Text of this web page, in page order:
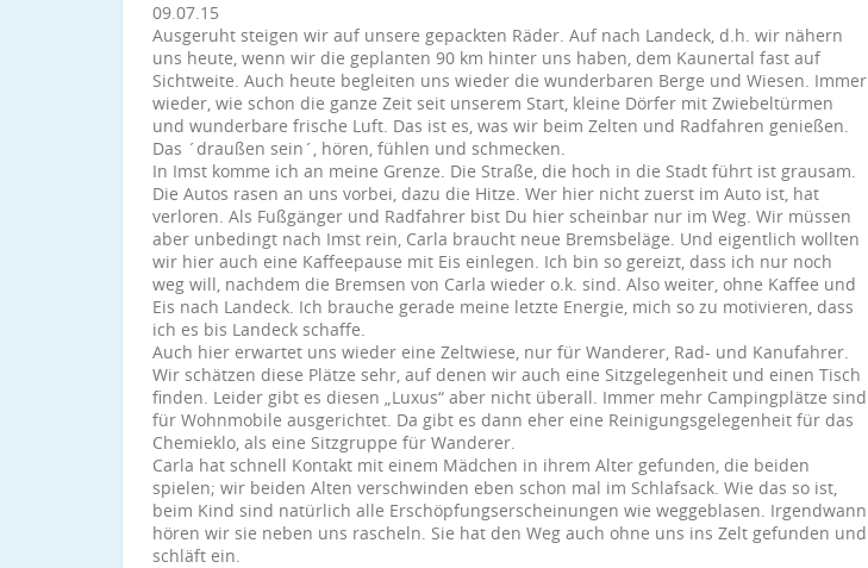
09.07.15
Ausgeruht steigen wir auf unsere gepackten Räder. Auf nach Landeck, d.h. wir nähern
uns heute, wenn wir die geplanten 90 km hinter uns haben, dem Kaunertal fast auf
Sichtweite. Auch heute begleiten uns wieder die wunderbaren Berge und Wiesen. Immer
wieder, wie schon die ganze Zeit seit unserem Start, kleine Dörfer mit Zwiebeltürmen
und wunderbare frische Luft. Das ist es, was wir beim Zelten und Radfahren genießen.
Das ´draußen sein´, hören, fühlen und schmecken.
In Imst komme ich an meine Grenze. Die Straße, die hoch in die Stadt führt ist grausam.
Die Autos rasen an uns vorbei, dazu die Hitze. Wer hier nicht zuerst im Auto ist, hat
verloren. Als Fußgänger und Radfahrer bist Du hier scheinbar nur im Weg. Wir müssen
aber unbedingt nach Imst rein, Carla braucht neue Bremsbeläge. Und eigentlich wollten
wir hier auch eine Kaffeepause mit Eis einlegen. Ich bin so gereizt, dass ich nur noch
weg will, nachdem die Bremsen von Carla wieder o.k. sind. Also weiter, ohne Kaffee und
Eis nach Landeck. Ich brauche gerade meine letzte Energie, mich so zu motivieren, dass
ich es bis Landeck schaffe.
Auch hier erwartet uns wieder eine Zeltwiese, nur für Wanderer, Rad- und Kanufahrer.
Wir schätzen diese Plätze sehr, auf denen wir auch eine Sitzgelegenheit und einen Tisch
finden. Leider gibt es diesen „Luxus“ aber nicht überall. Immer mehr Campingplätze sind
für Wohnmobile ausgerichtet. Da gibt es dann eher eine Reinigungsgelegenheit für das
Chemieklo, als eine Sitzgruppe für Wanderer.
Carla hat schnell Kontakt mit einem Mädchen in ihrem Alter gefunden, die beiden
spielen; wir beiden Alten verschwinden eben schon mal im Schlafsack. Wie das so ist,
beim Kind sind natürlich alle Erschöpfungserscheinungen wie weggeblasen. Irgendwann
hören wir sie neben uns rascheln. Sie hat den Weg auch ohne uns ins Zelt gefunden und
schläft ein.